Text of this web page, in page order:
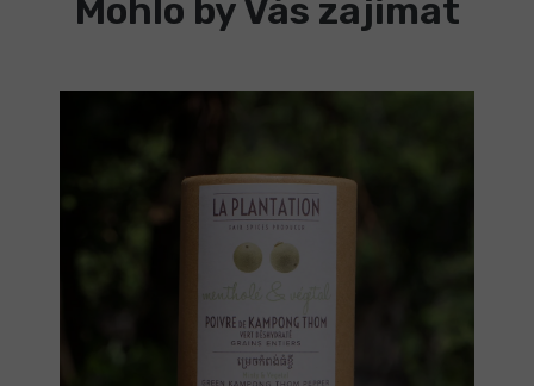
Mohlo by Vás zajímat